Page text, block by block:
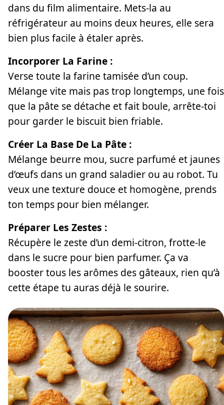
dans du film alimentaire. Mets-la au
réfrigérateur au moins deux heures, elle sera
bien plus facile à étaler après.
Incorporer La Farine :
Verse toute la farine tamisée d’un coup.
Mélange vite mais pas trop longtemps, une fois
que la pâte se détache et fait boule, arrête-toi
pour garder le biscuit bien friable.
Créer La Base De La Pâte :
Mélange beurre mou, sucre parfumé et jaunes
d’œufs dans un grand saladier ou au robot. Tu
veux une texture douce et homogène, prends
ton temps pour bien mélanger.
Préparer Les Zestes :
Récupère le zeste d’un demi-citron, frotte-le
dans le sucre pour bien parfumer. Ça va
booster tous les arômes des gâteaux, rien qu’à
cette étape tu auras déjà le sourire.